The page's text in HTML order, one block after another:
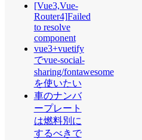
[Vue3,Vue-
Router4]Failed
to resolve
component
vue3+vuetify
でvue-social-
sharing/fontawesome
を使いたい
車のナンバ
ープレート
は燃料別に
するべきで